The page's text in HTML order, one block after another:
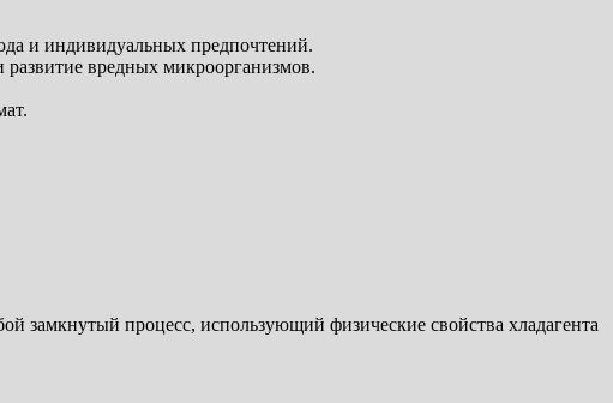
и индивидуальных предпочтений.
вредных микроорганизмов.
замкнутый процесс, использующий физические свойства хладагента